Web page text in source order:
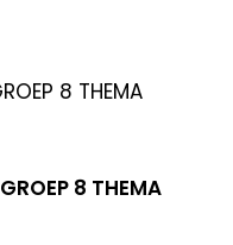
8 THEMA